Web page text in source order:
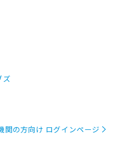
ズ
関の方向け ログインページ